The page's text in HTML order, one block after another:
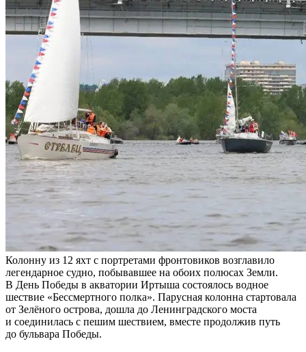
Колонну из 12 яхт с портретами фронтовиков возглавило
легендарное судно, побывавшее на обоих полюсах Земли.
В День Победы в акватории Иртыша состоялось водное
шествие «Бессмертного полка». Парусная колонна стартовала
от Зелёного острова, дошла до Ленинградского моста
и соединилась с пешим шествием, вместе продолжив путь
до бульвара Победы.